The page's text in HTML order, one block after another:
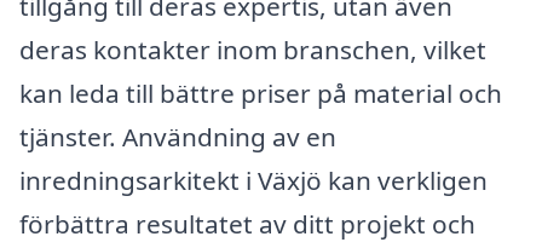
deras kontakter inom branschen, vilket
kan leda till bättre priser på material och
tjänster. Användning av en
inredningsarkitekt i Växjö kan verkligen
förbättra resultatet av ditt projekt och